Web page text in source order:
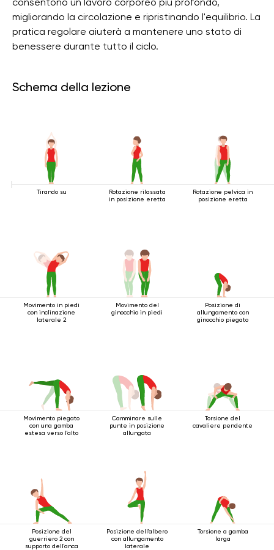
migliorando la circolazione e ripristinando l'equilibrio. La
pratica regolare aiuterà a mantenere uno stato di
benessere durante tutto il ciclo.
Schema della lezione
Tirando su
Rotazione rilassata
in posizione eretta
Rotazione pelvica in
posizione eretta
Movimento in piedi
con inclinazione
laterale 2
Movimento del
ginocchio in piedi
Posizione di
allungamento con
ginocchio piegato
Movimento piegato
con una gamba
estesa verso l'alto
Camminare sulle
punte in posizione
allungata
Torsione del
cavaliere pendente
Posizione del
guerriero 2 con
supporto dell'anca
Posizione dell'albero
con allungamento
laterale
Torsione a gamba
larga